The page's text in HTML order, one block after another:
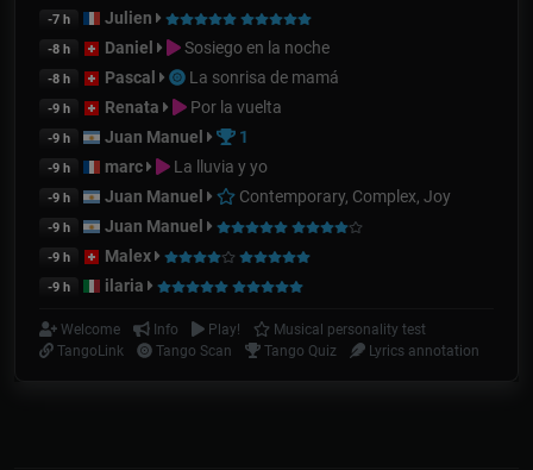
-7 h Julien
-8 h Daniel Sosiego en la noche
-8 h Pascal La sonrisa de mamá
-9 h Renata Por la vuelta
-9 h Juan Manuel 1
-9 h marc La lluvia y yo
-9 h Juan Manuel Contemporary, Complex, Joy
-9 h Juan Manuel
-9 h Malex
-9 h ilaria
Welcome Info Play!
Musical personality test
TangoLink
Tango Scan Tango Quiz Lyrics annotation